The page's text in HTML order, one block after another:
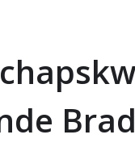
Brad